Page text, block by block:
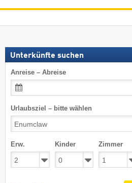
Unterkünfte suchen
Anreise – Abreise
Urlaubsziel – bitte wählen
Erw. Kinder Zimmer